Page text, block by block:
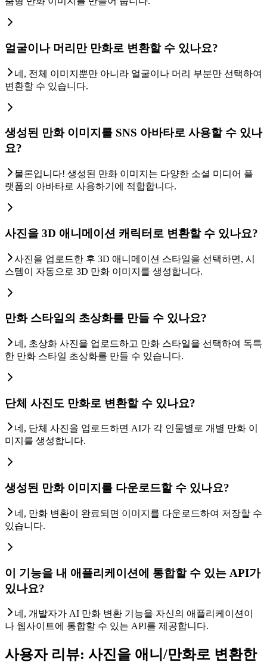
얼굴이나 머리만 만화로 변환할 수 있나요?
네, 전체 이미지뿐만 아니라 얼굴이나 머리 부분만 선택하여
변환할 수 있습니다.
생성된 만화 이미지를 SNS 아바타로 사용할 수 있나
요?
물론입니다! 생성된 만화 이미지는 다양한 소셜 미디어 플
랫폼의 아바타로 사용하기에 적합합니다.
사진을 3D 애니메이션 캐릭터로 변환할 수 있나요?
사진을 업로드한 후 3D 애니메이션 스타일을 선택하면, 시
스템이 자동으로 3D 만화 이미지를 생성합니다.
만화 스타일의 초상화를 만들 수 있나요?
네, 초상화 사진을 업로드하고 만화 스타일을 선택하여 독특
한 만화 스타일 초상화를 만들 수 있습니다.
단체 사진도 만화로 변환할 수 있나요?
네, 단체 사진을 업로드하면 AI가 각 인물별로 개별 만화 이
미지를 생성합니다.
생성된 만화 이미지를 다운로드할 수 있나요?
네, 만화 변환이 완료되면 이미지를 다운로드하여 저장할 수
있습니다.
이 기능을 내 애플리케이션에 통합할 수 있는 API가
있나요?
네, 개발자가 AI 만화 변환 기능을 자신의 애플리케이션이
나 웹사이트에 통합할 수 있는 API를 제공합니다.
사용자 리뷰: 사진을 애니/만화로 변환한